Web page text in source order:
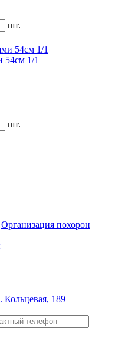
шт.
54см 1/1
шт.
Организация похорон
Кольцевая, 189